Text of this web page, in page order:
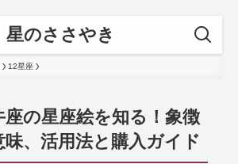
星のささやき
12星座
座の星座絵を知る！象徴
味、活用法と購入ガイド